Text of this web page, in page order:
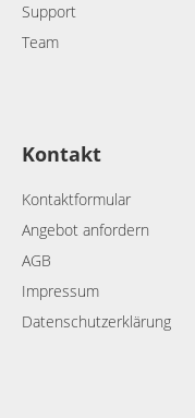
Support
Team
Kontakt
Kontaktformular
Angebot anfordern
AGB
Impressum
Datenschutzerklärung